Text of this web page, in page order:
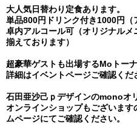
大人気日替わり定食あります。
単品800円ドリンク付き1000円（
卓内アルコール可（オリジナルメ
揃えております）
超豪華ゲストも出場するMoトー
詳細はイベントページご確認くだ
石田亜沙己ｐデザインのmonoオ
オンラインショップもございま
ムページにてご確認ください。